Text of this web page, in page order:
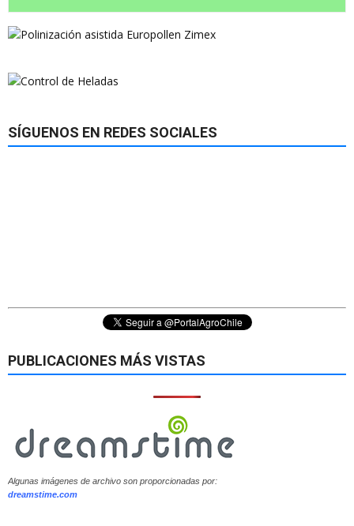
SÍGUENOS EN REDES SOCIALES
PUBLICACIONES MÁS VISTAS
Algunas imágenes de archivo son proporcionadas por:
dreamstime.com